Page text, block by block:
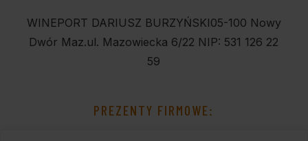
WINEPORT DARIUSZ BURZYŃSKI05-100 Nowy
Dwór Maz.ul. Mazowiecka 6/22 NIP: 531 126 22
59
PREZENTY FIRMOWE: